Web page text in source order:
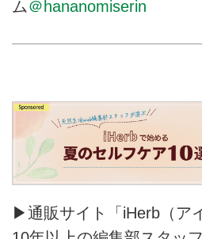
ム＠hananomiserin
▶通販サイト「iHerb（ア